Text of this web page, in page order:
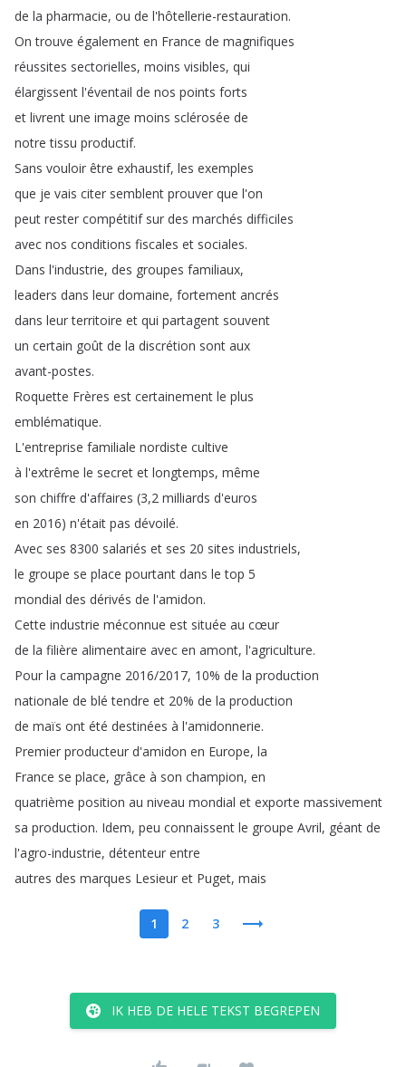
de la pharmacie, ou de l'hôtellerie-restauration.
On trouve également en France de magnifiques
réussites sectorielles, moins visibles, qui
élargissent l'éventail de nos points forts
et livrent une image moins sclérosée de
notre tissu productif.
Sans vouloir être exhaustif, les exemples
que je vais citer semblent prouver que l'on
peut rester compétitif sur des marchés difficiles
avec nos conditions fiscales et sociales.
Dans l'industrie, des groupes familiaux,
leaders dans leur domaine, fortement ancrés
dans leur territoire et qui partagent souvent
un certain goût de la discrétion sont aux
avant-postes.
Roquette Frères est certainement le plus
emblématique.
L'entreprise familiale nordiste cultive
à l'extrême le secret et longtemps, même
son chiffre d'affaires (3,2 milliards d'euros
en 2016) n'était pas dévoilé.
Avec ses 8300 salariés et ses 20 sites industriels,
le groupe se place pourtant dans le top 5
mondial des dérivés de l'amidon.
Cette industrie méconnue est située au cœur
de la filière alimentaire avec en amont, l'agriculture.
Pour la campagne 2016/2017, 10% de la production
nationale de blé tendre et 20% de la production
de maïs ont été destinées à l'amidonnerie.
Premier producteur d'amidon en Europe, la
France se place, grâce à son champion, en
quatrième position au niveau mondial et exporte massivement
sa production. Idem, peu connaissent le groupe Avril, géant de
l'agro-industrie, détenteur entre
autres des marques Lesieur et Puget, mais
1 2 3
IK HEB DE HELE TEKST BEGREPEN